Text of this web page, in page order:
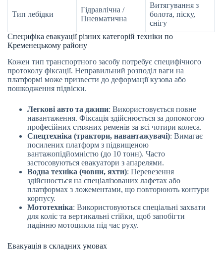
Тип лебідки
Гідравлічна /
Пневматична
Витягування з
болота, піску,
снігу
Специфіка евакуації різних категорій техніки по
Кременецькому району
Кожен тип транспортного засобу потребує специфічного
протоколу фіксації. Неправильний розподіл ваги на
платформі може призвести до деформації кузова або
пошкодження підвіски.
Легкові авто та джипи: Використовується повне
навантаження. Фіксація здійснюється за допомогою
професійних стяжних ременів за всі чотири колеса.
Спецтехніка (трактори, навантажувачі): Вимагає
посилених платформ з підвищеною
вантажопідйомністю (до 10 тонн). Часто
застосовуються евакуатори з апарелями.
Водна техніка (човни, яхти): Перевезення
здійснюється на спеціалізованих лафетах або
платформах з ложементами, що повторюють контури
корпусу.
Мототехніка: Використовуються спеціальні захвати
для коліс та вертикальні стійки, щоб запобігти
падінню мотоцикла під час руху.
Евакуація в складних умовах